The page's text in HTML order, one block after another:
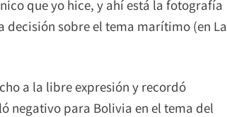
que yo hice, y ahí está la fotografía
decisión sobre el tema marítimo (en La
a la libre expresión y recordó
negativo para Bolivia en el tema del